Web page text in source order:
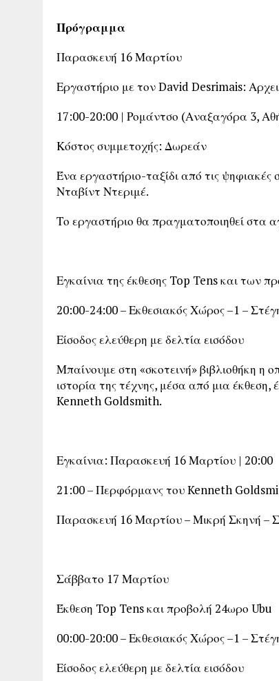
Πρόγραμμα
Παρασκευή 16 Μαρτίου
Εργαστήριο με τον David Desrimais:
17:00-20:00 | Ρομάντσο (Αναξαγόρα 3,
Κόστος συμμετοχής: Δωρεάν
Ένα εργαστήριο-ταξίδι από τις ψηφιακές
Νταβίντ Ντεριμέ.
Το εργαστήριο θα πραγματοποιηθεί στα
Εγκαίνια της έκθεσης Top Tens και
20:00-24:00 – Εκθεσιακός Χώρος –1 –
Είσοδος ελεύθερη με δελτία εισόδου
Μπαίνουμε στη «σκοτεινή» βιβλιοθήκη η
ιστορία της τέχνης, μέσα από μια
Kenneth Goldsmith.
Εγκαίνια: Παρασκευή 16 Μαρτίου | 20:00
21:00 – Περφόρμανς του Kenneth
Παρασκευή 16 Μαρτίου – Μικρή Σκηνή –
Σάββατο 17 Μαρτίου
Έκθεση Top Tens και προβολή 24ωρο Ubu
00:00-20:00 – Εκθεσιακός Χώρος –1 –
Είσοδος ελεύθερη με δελτία εισόδου